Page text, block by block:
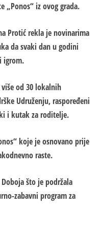
„Ponos“ iz ovog grada.
Protić rekla je novinarima
da svaki dan u godini
igrom.
od 30 lokalnih
Udruženju, raspoređeni
i kutak za roditelje.
koje je osnovano prije
raste.
što je podržala
zabavni program za